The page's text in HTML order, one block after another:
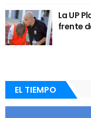
La UP
frente
EL TIEMPO